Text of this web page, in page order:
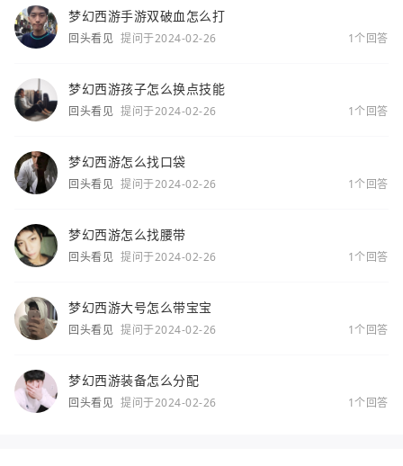
梦幻西游手游双破血怎么打
回头看见 提问于2024-02-26 1个回答
梦幻西游孩子怎么换点技能
回头看见 提问于2024-02-26 1个回答
梦幻西游怎么找口袋
回头看见 提问于2024-02-26 1个回答
梦幻西游怎么找腰带
回头看见 提问于2024-02-26 1个回答
梦幻西游大号怎么带宝宝
回头看见 提问于2024-02-26 1个回答
梦幻西游装备怎么分配
回头看见 提问于2024-02-26 1个回答